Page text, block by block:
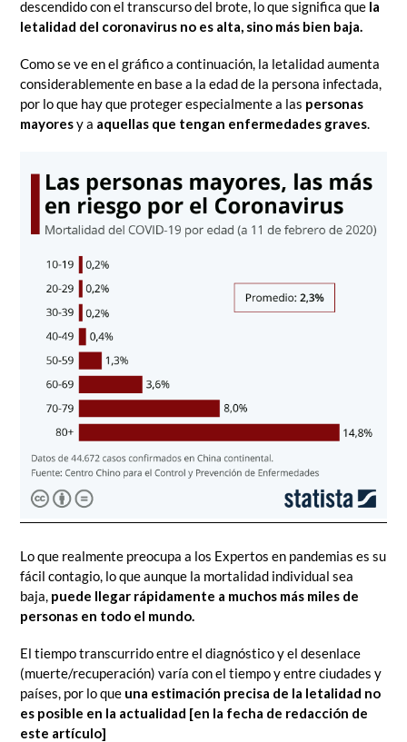
descendido con el transcurso del brote, lo que significa que la
letalidad del coronavirus no es alta, sino más bien baja.
Como se ve en el gráfico a continuación, la letalidad aumenta
considerablemente en base a la edad de la persona infectada,
por lo que hay que proteger especialmente a las personas
mayoresy a aquellas que tengan enfermedades graves.
Lo que realmente preocupa a los Expertos en pandemias es su
fácil contagio, lo que aunque la mortalidad individual sea
baja, puede llegar rápidamente a muchos más miles de
personas en todo el mundo.
El tiempo transcurrido entre el diagnóstico y el desenlace
(muerte/recuperación) varía con el tiempo y entre ciudades y
países, por lo que una estimación precisa de la letalidad no
es posible en la actualidad [en la fecha de redacción de
este artículo]